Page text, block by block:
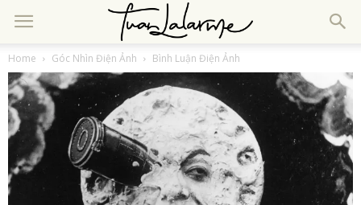
Home Góc Nhìn Điện Ảnh Bình Luận Điện Ảnh